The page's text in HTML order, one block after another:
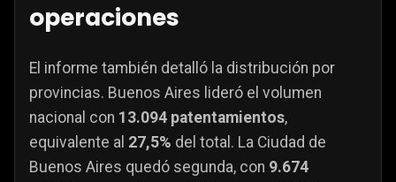
operaciones
El informe también detalló la distribución por
provincias. Buenos Aires lideró el volumen
nacional con 13.094 patentamientos,
equivalente al 27,5% del total. La Ciudad de
Buenos Aires quedó segunda, con 9.674